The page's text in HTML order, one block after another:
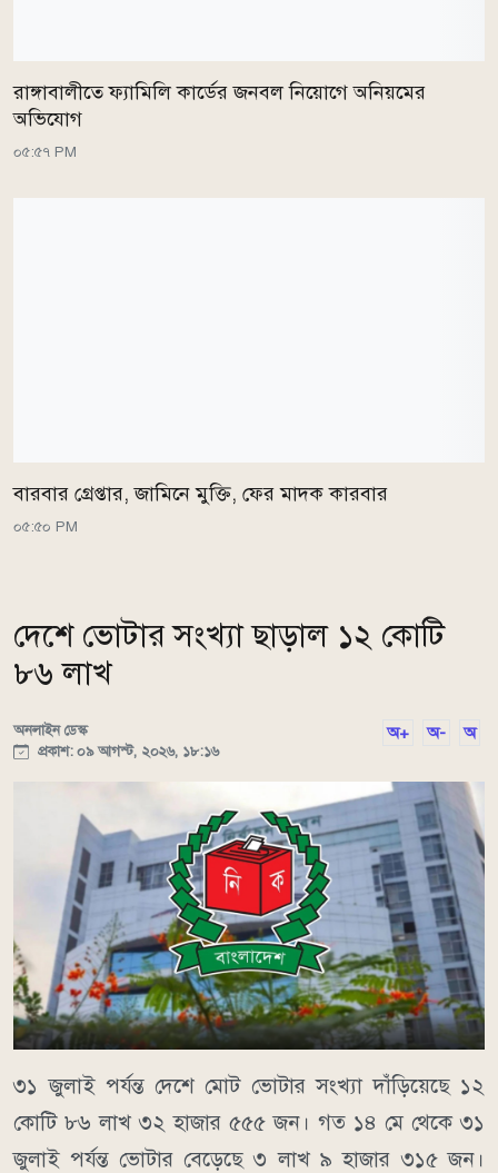
রাঙ্গাবালীতে ফ্যামিলি কার্ডের জনবল নিয়োগে অনিয়মের
অভিযোগ
০৫:৫৭ PM
বারবার গ্রেপ্তার, জামিনে মুক্তি, ফের মাদক কারবার
০৫:৫০ PM
দেশে ভোটার সংখ্যা ছাড়াল ১২ কোটি
৮৬ লাখ
অনলাইন ডেস্ক
প্রকাশ: ০৯ আগস্ট, ২০২৬, ১৮:১৬
অ+ অ- অ
৩১ জুলাই পর্যন্ত দেশে মোট ভোটার সংখ্যা দাঁড়িয়েছে ১২
কোটি ৮৬ লাখ ৩২ হাজার ৫৫৫ জন। গত ১৪ মে থেকে ৩১
জুলাই পর্যন্ত ভোটার বেড়েছে ৩ লাখ ৯ হাজার ৩১৫ জন।